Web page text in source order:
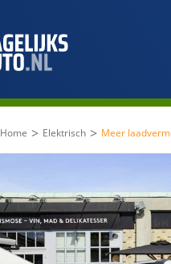
Home > Elektrisch > Meer